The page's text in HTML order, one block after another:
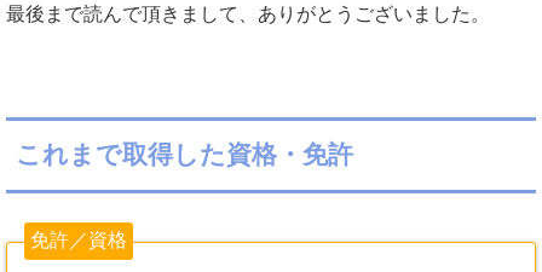
最後まで読んで頂きまして、ありがとうございました。
これまで取得した資格・免許
免許／資格